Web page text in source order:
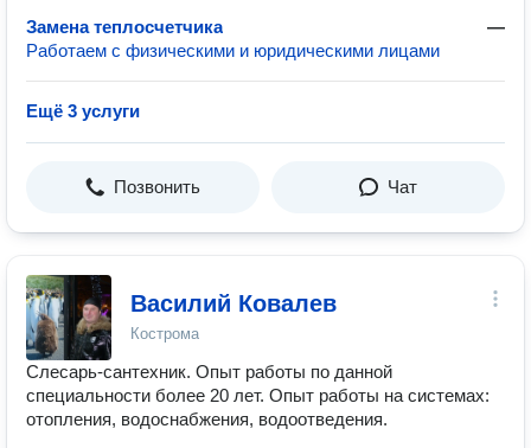
Замена теплосчетчика
—
Работаем с физическими и юридическими лицами
Ещё 3 услуги
Позвонить Чат
Василий Ковалев
Кострома
Слесарь-сантехник. Опыт работы по данной
специальности более 20 лет. Опыт работы на системах:
отопления, водоснабжения, водоотведения.